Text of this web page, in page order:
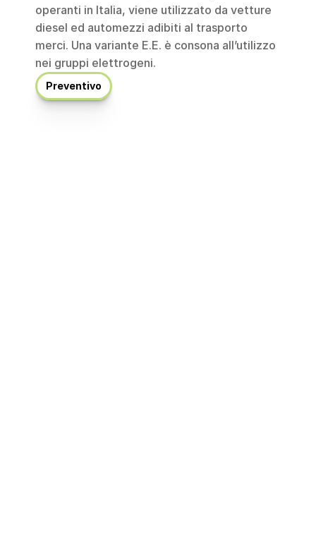
operanti in Italia, viene utilizzato da vetture
diesel ed automezzi adibiti al trasporto
merci. Una variante E.E. è consona all’utilizzo
nei gruppi elettrogeni.
Preventivo